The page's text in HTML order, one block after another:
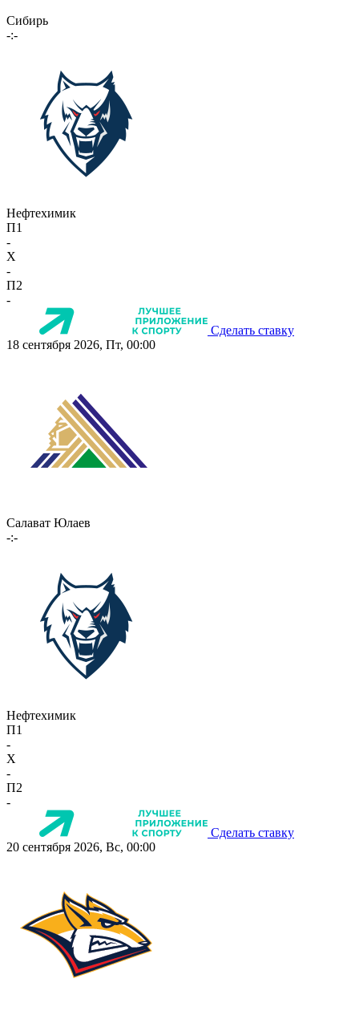
Сибирь
-:-
Нефтехимик
П1
-
X
-
П2
-
Сделать ставку
18 сентября 2026, Пт, 00:00
Салават Юлаев
-:-
Нефтехимик
П1
-
X
-
П2
-
Сделать ставку
20 сентября 2026, Вс, 00:00